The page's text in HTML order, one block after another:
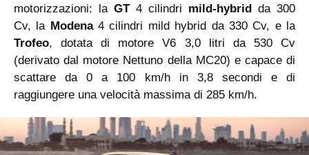
motorizzazioni: la GT4 cilindri mild-hybrid da 300
Cv, la Modena4 cilindri mild hybrid da 330 Cv, e la
Trofeo, dotata di motore V6 3,0 litri da 530 Cv
(derivato dal motore Nettuno della MC20) e capace di
scattare da 0 a 100 km/h in 3,8 secondi e di
raggiungere una velocità massima di 285 km/h.